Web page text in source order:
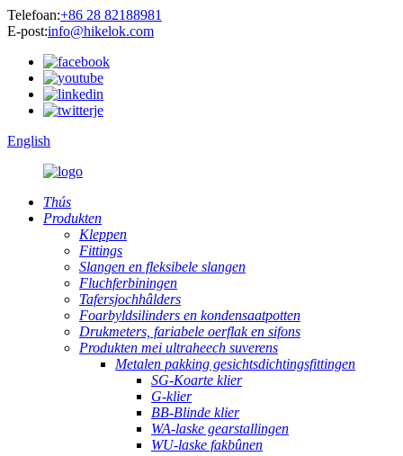
Telefoan:+86 28 82188981
E-post:info@hikelok.com
English
Thús
Produkten
Kleppen
Fittings
Slangen en fleksibele slangen
Fluchferbiningen
Tafersjochhâlders
Foarbyldsilinders en kondensaatpotten
Drukmeters, fariabele oerflak en sifons
Produkten mei ultraheech suverens
Metalen pakking gesichtsdichtingsfittingen
SG-Koarte klier
G-klier
BB-Blinde klier
WA-laske gearstallingen
WU-laske fakbûnen